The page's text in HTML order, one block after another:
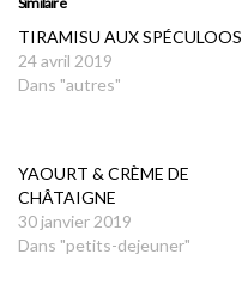
TIRAMISU AUX SPÉCULOOS
24 avril 2019
Dans "autres"
YAOURT & CRÈME DE
CHÂTAIGNE
30 janvier 2019
Dans "petits-dejeuner"